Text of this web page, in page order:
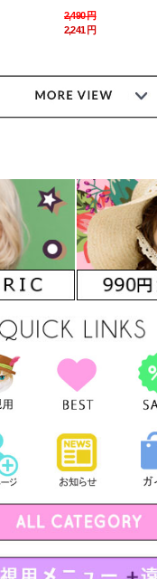
～-8.00｜PREMIUM アンチ
ブルー（Anti Blue)
2,490 円
2,241 円